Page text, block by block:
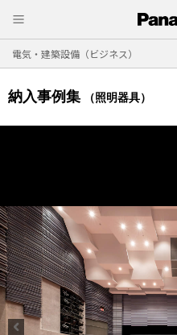
電気・建築設備（ビジネス）
納入事例集 （照明器具）